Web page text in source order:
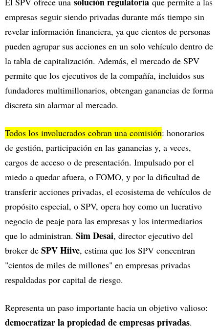
empresas seguir siendo privadas durante más tiempo sin
revelar información financiera, ya que cientos de personas
pueden agrupar sus acciones en un solo vehículo dentro de
la tabla de capitalización. Además, el mercado de SPV
permite que los ejecutivos de la compañía, incluidos sus
fundadores multimillonarios, obtengan ganancias de forma
discreta sin alarmar al mercado.
Todos los involucrados cobran una comisión: honorarios
de gestión, participación en las ganancias y, a veces,
cargos de acceso o de presentación. Impulsado por el
miedo a quedar afuera, o FOMO, y por la dificultad de
transferir acciones privadas, el ecosistema de vehículos de
propósito especial, o SPV, opera hoy como un lucrativo
negocio de peaje para las empresas y los intermediarios
que lo administran. Sim Desai, director ejecutivo del
broker de SPV Hiive, estima que los SPV concentran
"cientos de miles de millones" en empresas privadas
respaldadas por capital de riesgo.
Representa un paso importante hacia un objetivo valioso:
democratizar la propiedad de empresas privadas.